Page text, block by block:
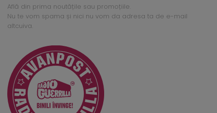
Află din prima noutățile sau promoțiile.
Nu te vom spama și nici nu vom da adresa ta de e-mail
altcuiva.